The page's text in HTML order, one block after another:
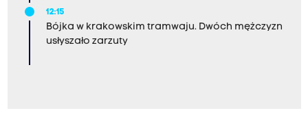
12:15
Bójka w krakowskim tramwaju. Dwóch mężczyzn
usłyszało zarzuty